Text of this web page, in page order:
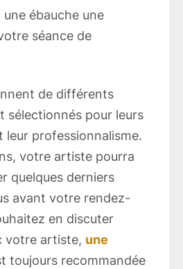
ébauche une
séance de
de différents
sélectionnés pour leurs
leur professionnalisme.
votre artiste pourra
quelques derniers
avant votre rendez-
en discuter
votre artiste, une
toujours recommandée